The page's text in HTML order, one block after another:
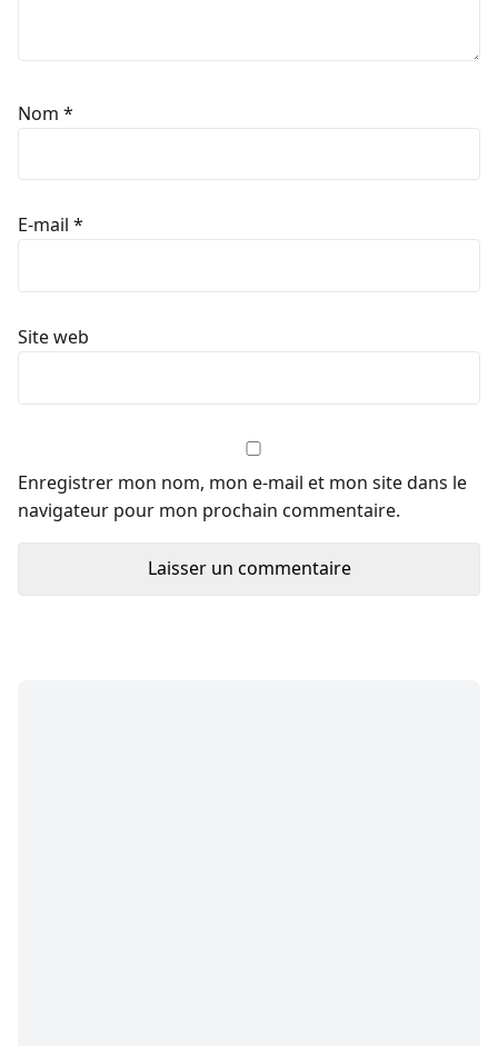
Nom *
E-mail *
Site web
Enregistrer mon nom, mon e-mail et mon site dans le
navigateur pour mon prochain commentaire.